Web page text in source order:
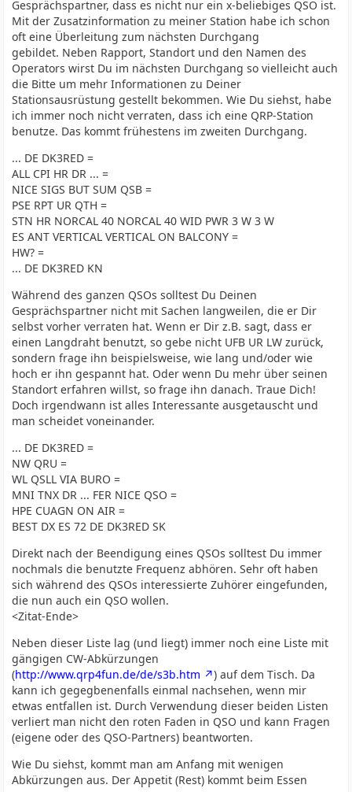
Gesprächspartner, dass es nicht nur ein x-beliebiges QSO ist.
Mit der Zusatzinformation zu meiner Station habe ich schon
oft eine Überleitung zum nächsten Durchgang
gebildet. Neben Rapport, Standort und den Namen des
Operators wirst Du im nächsten Durchgang so vielleicht auch
die Bitte um mehr Informationen zu Deiner
Stationsausrüstung gestellt bekommen. Wie Du siehst, habe
ich immer noch nicht verraten, dass ich eine QRP-Station
benutze. Das kommt frühestens im zweiten Durchgang.
... DE DK3RED =
ALL CPI HR DR ... =
NICE SIGS BUT SUM QSB =
PSE RPT UR QTH =
STN HR NORCAL 40 NORCAL 40 WID PWR 3 W 3 W
ES ANT VERTICAL VERTICAL ON BALCONY =
HW? =
... DE DK3RED KN
Während des ganzen QSOs solltest Du Deinen
Gesprächspartner nicht mit Sachen langweilen, die er Dir
selbst vorher verraten hat. Wenn er Dir z.B. sagt, dass er
einen Langdraht benutzt, so gebe nicht UFB UR LW zurück,
sondern frage ihn beispielsweise, wie lang und/oder wie
hoch er ihn gespannt hat. Oder wenn Du mehr über seinen
Standort erfahren willst, so frage ihn danach. Traue Dich!
Doch irgendwann ist alles Interessante ausgetauscht und
man scheidet voneinander.
... DE DK3RED =
NW QRU =
WL QSLL VIA BURO =
MNI TNX DR ... FER NICE QSO =
HPE CUAGN ON AIR =
BEST DX ES 72 DE DK3RED SK
Direkt nach der Beendigung eines QSOs solltest Du immer
nochmals die benutzte Frequenz abhören. Sehr oft haben
sich während des QSOs interessierte Zuhörer eingefunden,
die nun auch ein QSO wollen.
<Zitat-Ende>
Neben dieser Liste lag (und liegt) immer noch eine Liste mit
gängigen CW-Abkürzungen
(http://www.qrp4fun.de/de/s3b.htm
) auf dem Tisch. Da
kann ich gegegbenenfalls einmal nachsehen, wenn mir
etwas entfallen ist. Durch Verwendung dieser beiden Listen
verliert man nicht den roten Faden in QSO und kann Fragen
(eigene oder des QSO-Partners) beantworten.
Wie Du siehst, kommt man am Anfang mit wenigen
Abkürzungen aus. Der Appetit (Rest) kommt beim Essen